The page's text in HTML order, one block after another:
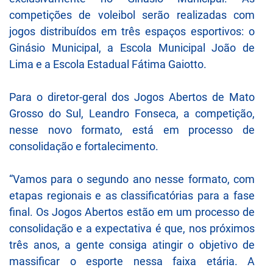
competições de voleibol serão realizadas com
jogos distribuídos em três espaços esportivos: o
Ginásio Municipal, a Escola Municipal João de
Lima e a Escola Estadual Fátima Gaiotto.
Para o diretor-geral dos Jogos Abertos de Mato
Grosso do Sul, Leandro Fonseca, a competição,
nesse novo formato, está em processo de
consolidação e fortalecimento.
“Vamos para o segundo ano nesse formato, com
etapas regionais e as classificatórias para a fase
final. Os Jogos Abertos estão em um processo de
consolidação e a expectativa é que, nos próximos
três anos, a gente consiga atingir o objetivo de
massificar o esporte nessa faixa etária. A